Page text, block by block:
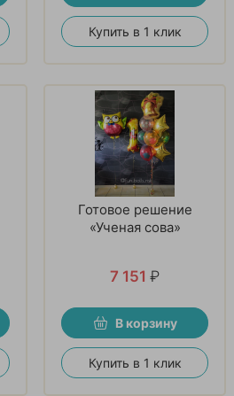
Купить в 1 клик
Готовое решение
«Ученая сова»
7 151 ₽
В корзину
Купить в 1 клик